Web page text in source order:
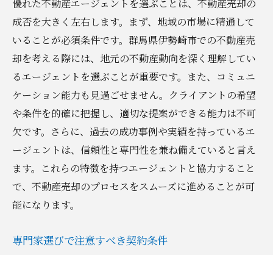
優れた不動産エージェントを選ぶことは、不動産売却の
成否を大きく左右します。まず、地域の市場に精通して
いることが必須条件です。群馬県伊勢崎市での不動産売
却を考える際には、地元の不動産動向を深く理解してい
るエージェントを選ぶことが重要です。また、コミュニ
ケーション能力も見過ごせません。クライアントの希望
や条件を的確に把握し、適切な提案ができる能力は不可
欠です。さらに、過去の成功事例や実績を持っているエ
ージェントは、信頼性と専門性を兼ね備えていると言え
ます。これらの特徴を持つエージェントと協力すること
で、不動産売却のプロセスをスムーズに進めることが可
能になります。
専門家選びで注意すべき契約条件